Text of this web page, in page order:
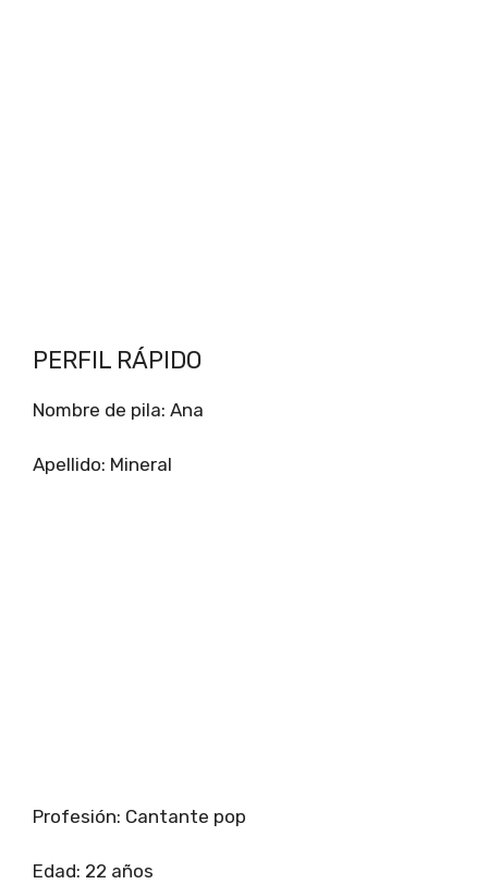
PERFIL RÁPIDO
Nombre de pila: Ana
Apellido: Mineral
Profesión: Cantante pop
Edad: 22 años